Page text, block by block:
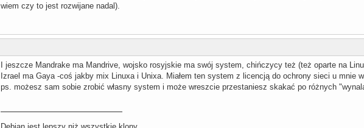
wiem czy to jest rozwijane nadal).
I jeszcze Mandrake ma Mandrive, wojsko rosyjskie ma swój system, chińczycy też (też oparte na
Izrael ma Gaya -coś jakby mix Linuxa i Unixa. Miałem ten system z licencją do ochrony sieci u mnie
ps. możesz sam sobie zrobić własny system i może wreszcie przestaniesz skakać po różnych